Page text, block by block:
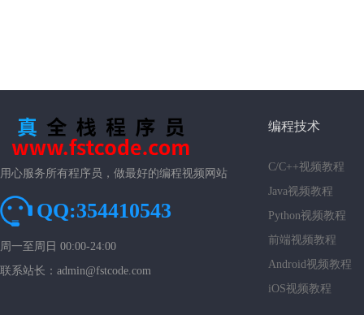
用心服务所有程序员，做最好的编程视频网站
QQ:354410543
周一至周日 00:00-24:00
联系站长：admin@fstcode.com
编程技术
C/C++视频教程
Java视频教程
Python视频教程
前端视频教程
Android视频教程
iOS视频教程